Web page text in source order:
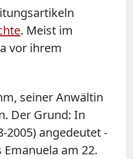
. Meist im
vor ihrem
seiner Anwältin
Der Grund: In
2005) angedeutet -
am 22.